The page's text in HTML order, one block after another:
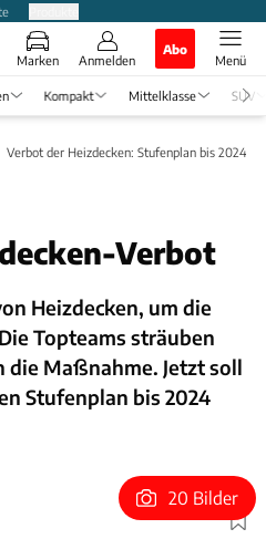
Marken Anmelden
Abo
Menü
Kompakt Mittelklasse SUV
Verbot der Heizdecken: Stufenplan bis 2024
Verbot
Heizdecken, um die
Topteams sträuben
die Maßnahme. Jetzt soll
Stufenplan bis 2024
Foto: Wilhelm
20 Bilder